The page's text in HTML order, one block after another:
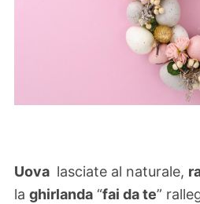
Uova lasciate al naturale,
la ghirlanda “fai da te”